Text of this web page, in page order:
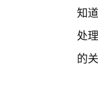
知
处
的